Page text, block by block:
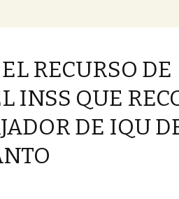
RECURSO DE
INSS QUE
DE IQU